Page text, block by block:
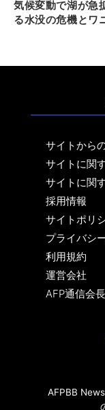
気候変動で湖が急
る水没の危機とワ
サイトから
サイトに関
サイトに関
採用情報
サイトポリ
プライバシ
利用規約
運営会社
AFP通信会
AFPBB